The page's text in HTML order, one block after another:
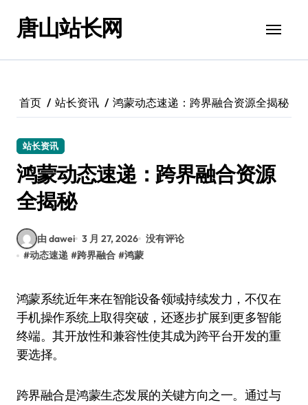
唐山站长网
首页 站长资讯 鸿蒙动态速递：跨界融合资源全揭秘
站长资讯
鸿蒙动态速递：跨界融合资源
全揭秘
由 dawei 3 月 27, 2026 没有评论
#动态速递 #跨界融合 #鸿蒙
鸿蒙系统近年来在智能设备领域持续发力，不仅在
手机操作系统上取得突破，还逐步扩展到更多智能
终端。其开放性和兼容性使其成为跨平台开发的重
要选择。
跨界融合是鸿蒙生态发展的关键方向之一。通过与